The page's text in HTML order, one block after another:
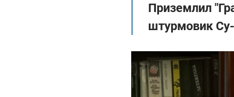
Приземлил
штурмовик